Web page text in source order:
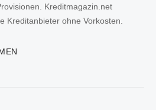
Kreditmagazin.net
Kreditanbieter ohne Vorkosten.